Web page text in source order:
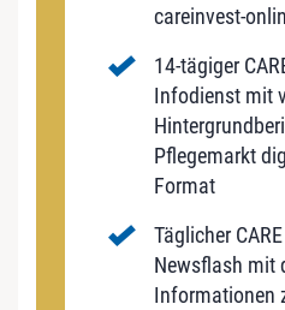
careinvest-
14-tägiger
Infodienst mit
Pflegemarkt
Format
Täglicher
Newsflash mit
Informationen